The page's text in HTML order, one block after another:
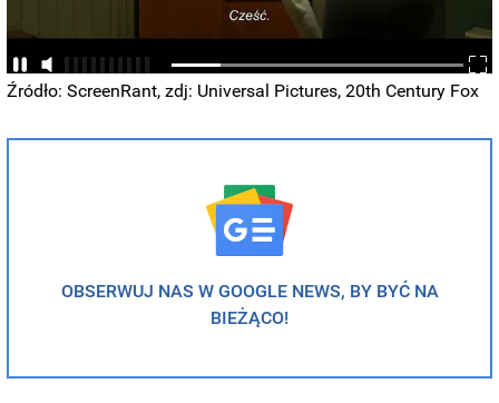
Źródło: ScreenRant, zdj: Universal Pictures, 20th Century Fox
OBSERWUJ NAS W GOOGLE NEWS, BY BYĆ NA
BIEŻĄCO!